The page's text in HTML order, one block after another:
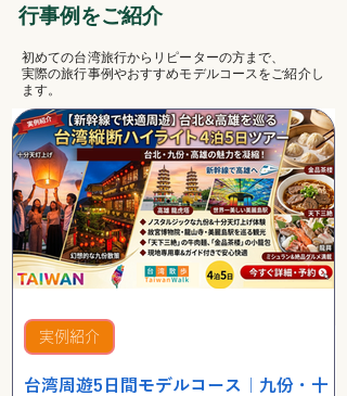
行事例をご紹介
初めての台湾旅行からリピーターの方まで、
実際の旅行事例やおすすめモデルコースをご紹介し
ます。
台湾周遊5日間モデルコース｜九份・十
実例紹介